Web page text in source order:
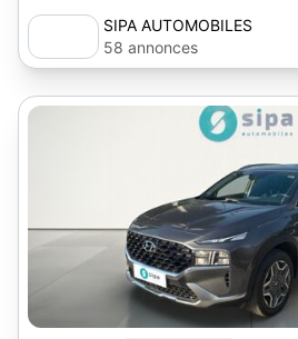
SIPA AUTOMOBILES
58 annonces